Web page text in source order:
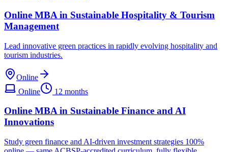
Online MBA in Sustainable Hospitality & Tourism
Management
Lead innovative green practices in rapidly evolving hospitality and
tourism industries.
Online
Online
12 months
Online MBA in Sustainable Finance and AI
Innovations
Study green finance and AI-driven investment strategies 100%